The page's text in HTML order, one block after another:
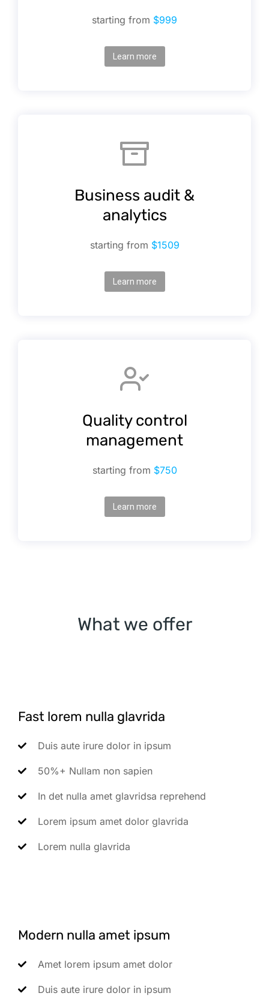
starting from $999
Learn more
Business audit &
analytics
starting from $1509
Learn more
Quality control
management
starting from $750
Learn more
What we offer
Fast lorem nulla glavrida
Duis aute irure dolor in ipsum
50%+ Nullam non sapien
In det nulla amet glavridsa reprehend
Lorem ipsum amet dolor glavrida
Lorem nulla glavrida
Modern nulla amet ipsum
Amet lorem ipsum amet dolor
Duis aute irure dolor in ipsum